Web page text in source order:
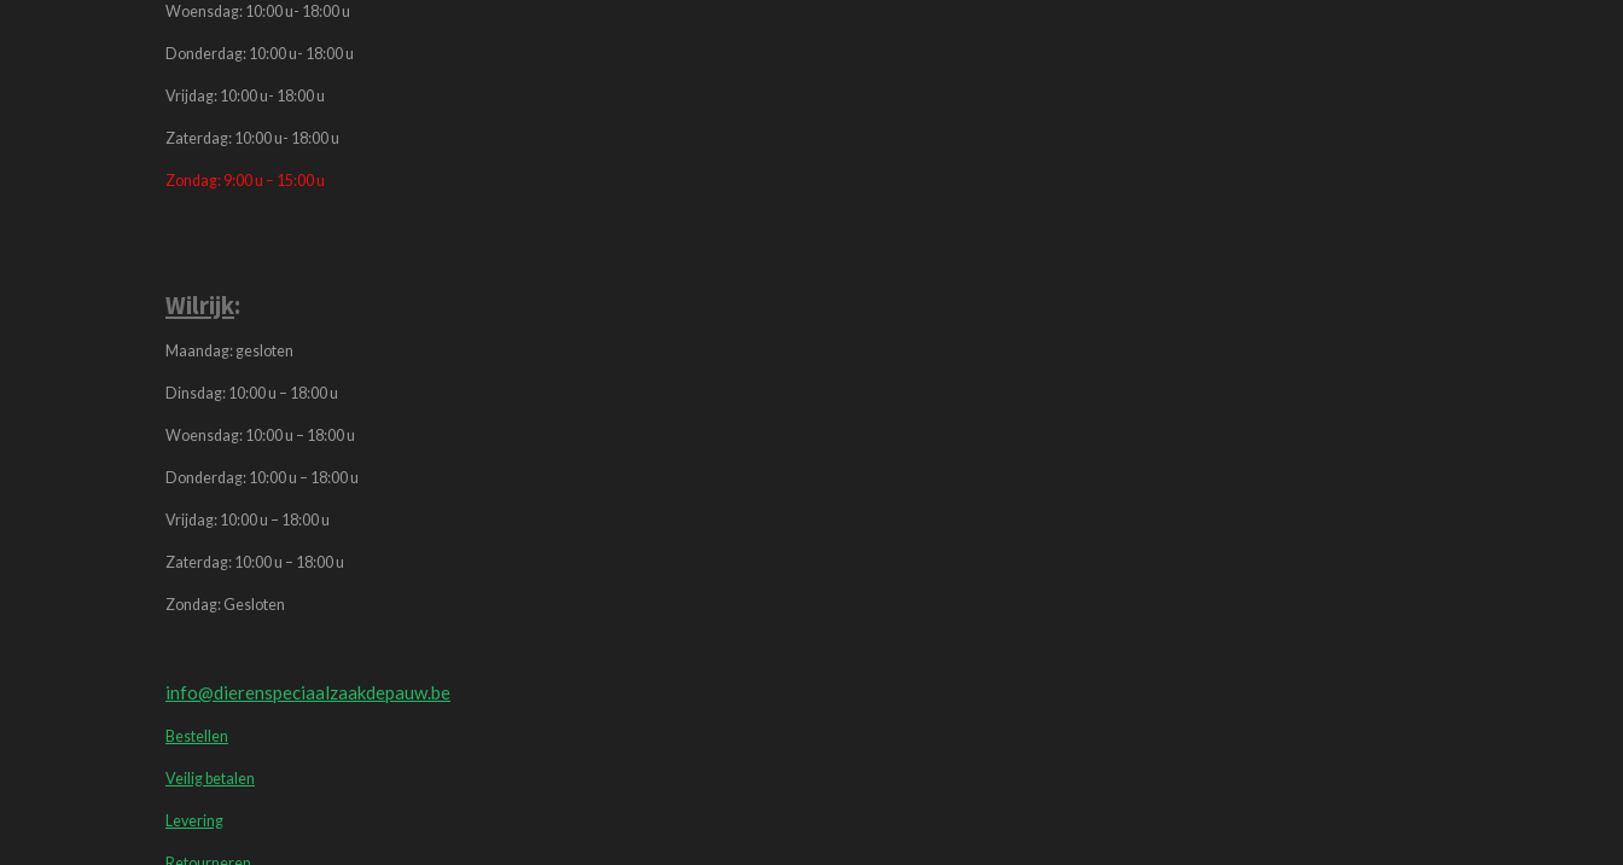
Woensdag: 10:00 u- 18:00 u
Donderdag: 10:00 u- 18:00 u
Vrijdag: 10:00 u- 18:00 u
Zaterdag: 10:00 u- 18:00 u
Zondag: 9:00 u – 15:00 u
Wilrijk:
Maandag: gesloten
Dinsdag: 10:00 u – 18:00 u
Woensdag: 10:00 u – 18:00 u
Donderdag: 10:00 u – 18:00 u
Vrijdag: 10:00 u – 18:00 u
Zaterdag: 10:00 u – 18:00 u
Zondag: Gesloten
info@dierenspeciaalzaakdepauw.be
Bestellen
Veilig betalen
Levering